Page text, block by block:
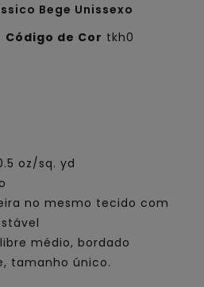
Bege Unissexo
Código de Cor tkh0
oz/sq. yd
no mesmo tecido com
médio, bordado
tamanho único.